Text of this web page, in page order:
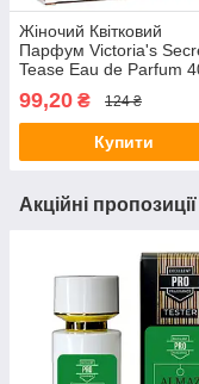
Жіночий Квітковий
Парфум Victoria's
Tease Eau de Parfum
99,20 ₴ 124 ₴
Купити
Акційні